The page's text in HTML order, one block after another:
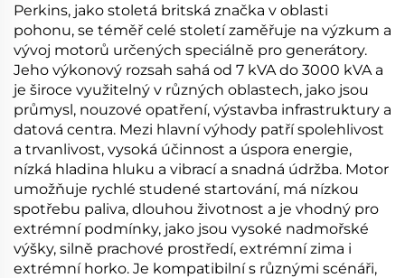
Perkins, jako stoletá britská značka v oblasti
pohonu, se téměř celé století zaměřuje na výzkum a
vývoj motorů určených speciálně pro generátory.
Jeho výkonový rozsah sahá od 7 kVA do 3000 kVA a
je široce využitelný v různých oblastech, jako jsou
průmysl, nouzové opatření, výstavba infrastruktury a
datová centra. Mezi hlavní výhody patří spolehlivost
a trvanlivost, vysoká účinnost a úspora energie,
nízká hladina hluku a vibrací a snadná údržba. Motor
umožňuje rychlé studené startování, má nízkou
spotřebu paliva, dlouhou životnost a je vhodný pro
extrémní podmínky, jako jsou vysoké nadmořské
výšky, silně prachové prostředí, extrémní zima i
extrémní horko. Je kompatibilní s různými scénáři,